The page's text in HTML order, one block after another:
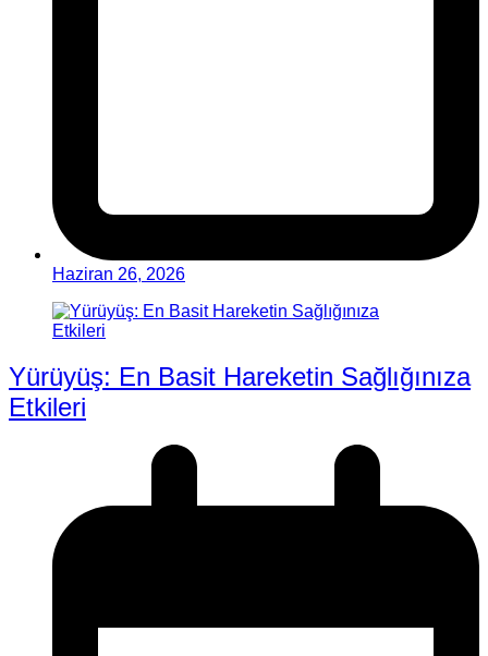
Haziran 26, 2026
Yürüyüş: En Basit Hareketin Sağlığınıza
Etkileri